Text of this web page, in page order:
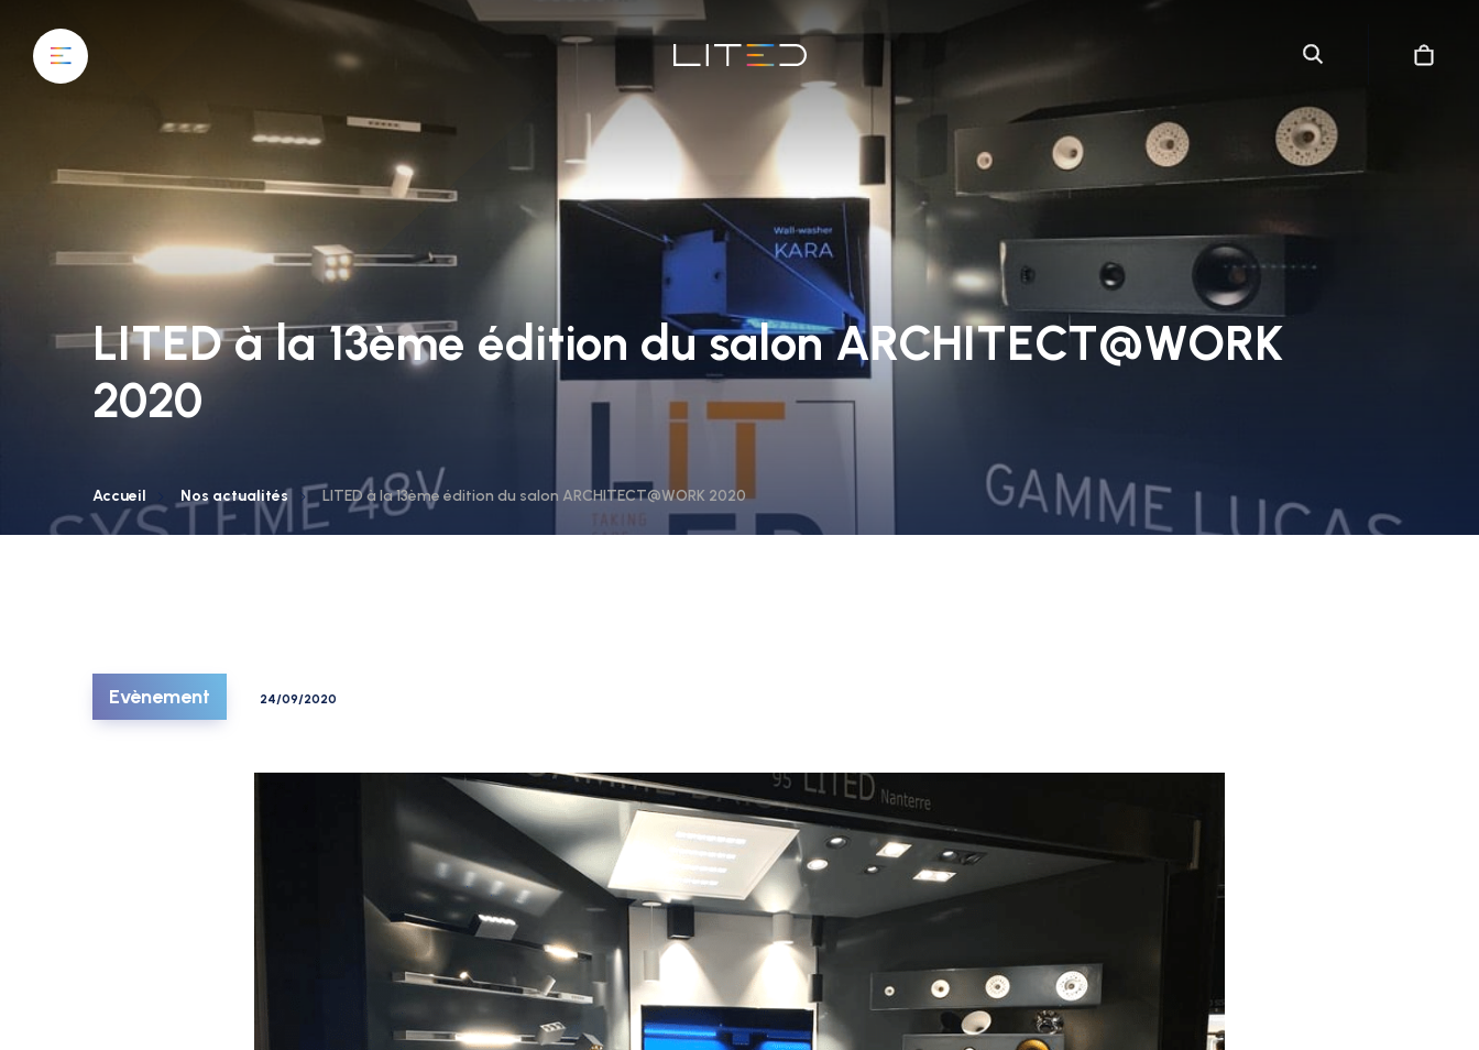
LITED à la 13ème édition du salon ARCHITECT@WORK
2020
Accueil Nos actualités LITED à la 13ème édition du salon ARCHITECT@WORK 2020
Evènement 24/09/2020